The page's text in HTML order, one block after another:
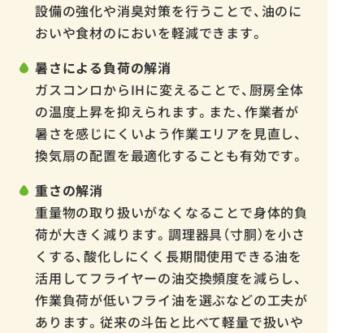
設備の強化や消臭対策を行うことで、油のに
おいや食材のにおいを軽減できます。
暑さによる負荷の解消
ガスコンロからIHに変えることで、厨房全体
の温度上昇を抑えられます。また、作業者が
暑さを感じにくいよう作業エリアを見直し、
換気扇の配置を最適化することも有効です。
重さの解消
重量物の取り扱いがなくなることで身体的負
荷が大きく減ります。調理器具（寸胴）を小さ
くする、酸化しにくく長期間使用できる油を
活用してフライヤーの油交換頻度を減らし、
作業負荷が低いフライ油を選ぶなどの工夫が
あります。従来の斗缶と比べて軽量で扱いや